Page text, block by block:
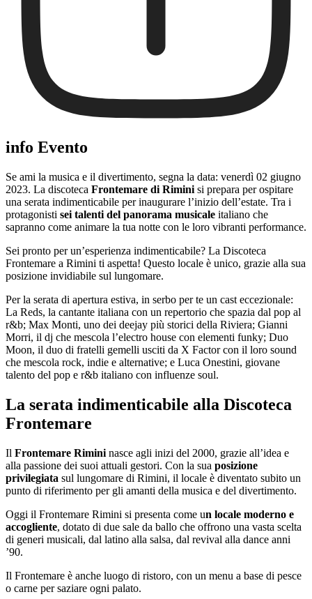
info Evento
Se ami la musica e il divertimento, segna la data: venerdì 02 giugno
2023. La discoteca Frontemare di Rimini si prepara per ospitare
una serata indimenticabile per inaugurare l’inizio dell’estate. Tra i
protagonisti sei talenti del panorama musicale italiano che
sapranno come animare la tua notte con le loro vibranti performance.
Sei pronto per un’esperienza indimenticabile? La Discoteca
Frontemare a Rimini ti aspetta! Questo locale è unico, grazie alla sua
posizione invidiabile sul lungomare.
Per la serata di apertura estiva, in serbo per te un cast eccezionale:
La Reds, la cantante italiana con un repertorio che spazia dal pop al
r&b; Max Monti, uno dei deejay più storici della Riviera; Gianni
Morri, il dj che mescola l’electro house con elementi funky; Duo
Moon, il duo di fratelli gemelli usciti da X Factor con il loro sound
che mescola rock, indie e alternative; e Luca Onestini, giovane
talento del pop e r&b italiano con influenze soul.
La serata indimenticabile alla Discoteca
Frontemare
Il Frontemare Rimini nasce agli inizi del 2000, grazie all’idea e
alla passione dei suoi attuali gestori. Con la sua posizione
privilegiata sul lungomare di Rimini, il locale è diventato subito un
punto di riferimento per gli amanti della musica e del divertimento.
Oggi il Frontemare Rimini si presenta come un locale moderno e
accogliente, dotato di due sale da ballo che offrono una vasta scelta
di generi musicali, dal latino alla salsa, dal revival alla dance anni
’90.
Il Frontemare è anche luogo di ristoro, con un menu a base di pesce
o carne per saziare ogni palato.